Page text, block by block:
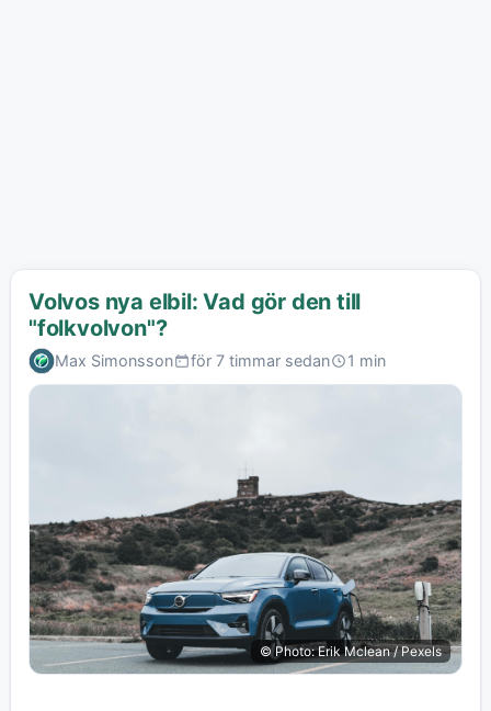
Volvos nya elbil: Vad gör den till
"folkvolvon"?
Max Simonsson för 7 timmar sedan 1 min
© Photo: Erik Mclean / Pexels